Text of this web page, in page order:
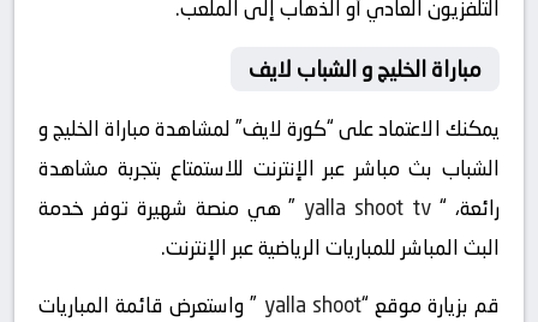
التلفزيون العادي أو الذهاب إلى الملعب.
مباراة الخليج و الشباب لايف
يمكنك الاعتماد على “كورة لايف” لمشاهدة مباراة الخليج و
الشباب بث مباشر عبر الإنترنت للاستمتاع بتجربة مشاهدة
رائعة، “ yalla shoot tv ” هي منصة شهيرة توفر خدمة
البث المباشر للمباريات الرياضية عبر الإنترنت.
قم بزيارة موقع “yalla shoot ” واستعرض قائمة المباريات